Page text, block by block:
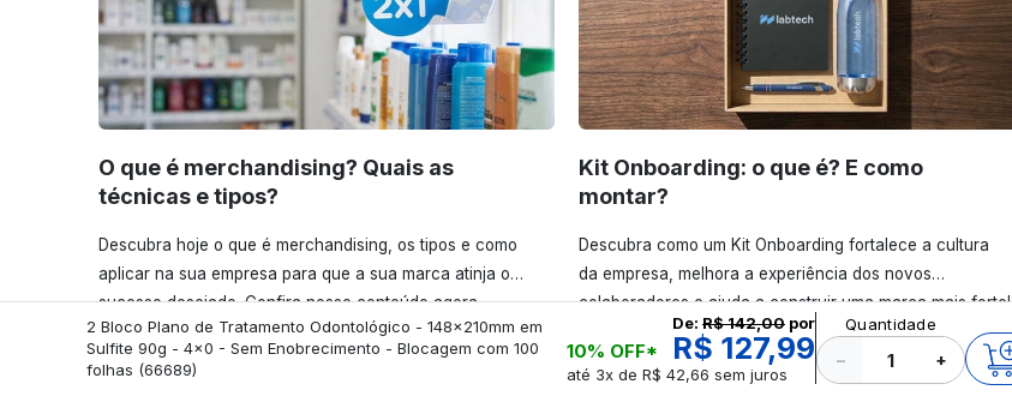
O que é merchandising? Quais as
técnicas e tipos?
Descubra hoje o que é merchandising, os tipos e como
aplicar na sua empresa para que a sua marca atinja o
sucesso desejado. Confira nosso conteúdo agora
mesmo!
Kit Onboarding: o que é? E como
montar?
Descubra como um Kit Onboarding fortalece a cultura
da empresa, melhora a experiência dos novos
colaboradores e ajuda a construir uma marca mais forte!
2 Bloco Plano de Tratamento Odontológico - 148x210mm em
Sulfite 90g - 4x0 - Sem Enobrecimento - Blocagem com 100
folhas (66689)
10% OFF*
De: R$ 142,00 por
R$ 127,99
até 3x de R$ 42,66 sem juros
Quantidade
− +